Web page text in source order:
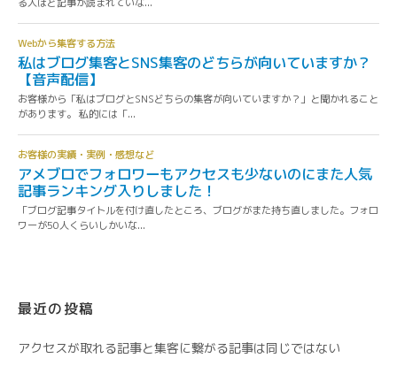
最近の投稿
アクセスが取れる記事と集客に繋がる記事は同じではない